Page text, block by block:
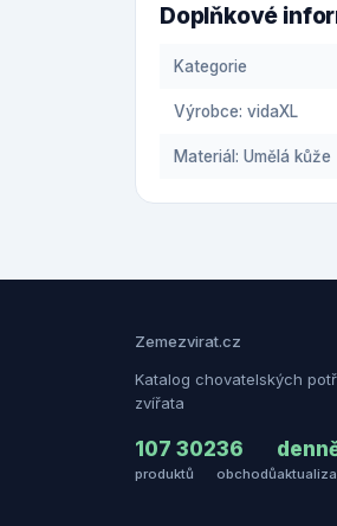
Doplňkové
Kategorie
Výrobce: vidaXL
Materiál: Umělá kůže
Zemezvirat.cz
Katalog chovatelských
zvířata
107 302
produktů
36
obchodů